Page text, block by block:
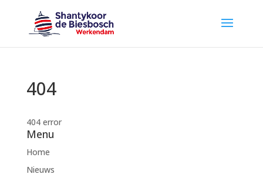
404
404 error
Menu
Home
Nieuws